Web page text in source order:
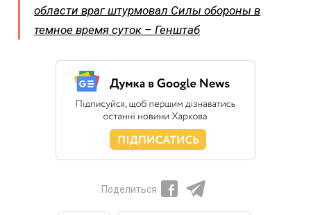
области враг штурмовал Силы обороны в
темное время суток – Генштаб
Поделиться